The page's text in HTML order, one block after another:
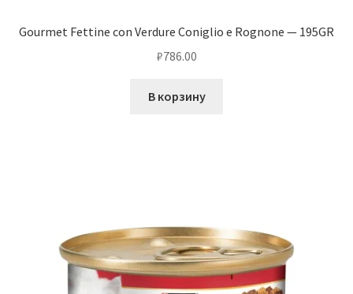
Gourmet Fettine con Verdure Coniglio e Rognone — 195GR
₽786.00
В корзину